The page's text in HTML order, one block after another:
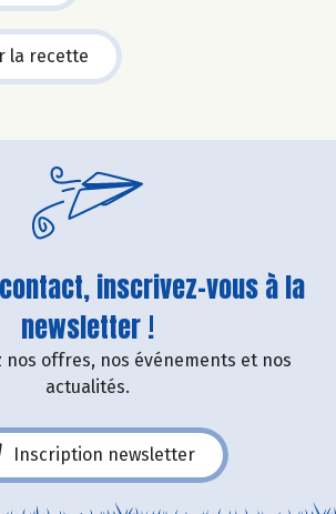
la recette
inscrivez-vous à la
newsletter !
nos offres, nos événements et nos
actualités.
Inscription newsletter